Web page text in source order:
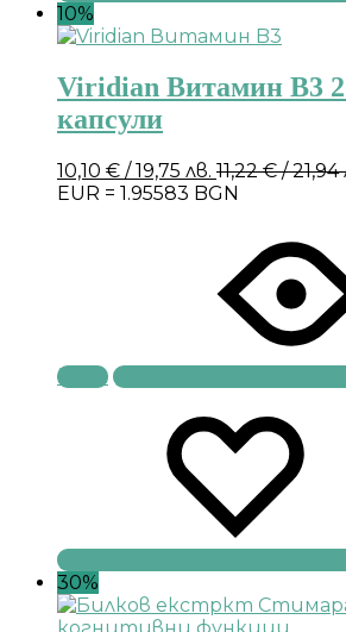
10%
Viridian Витамин B3
капсули
10,10 € / 19,75 лв. 11,22€/ 21,94
EUR = 1.95583 BGN
Купи
30%